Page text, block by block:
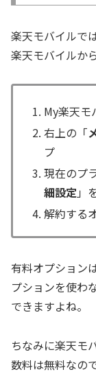
楽天モバイルで
楽天モバイルか
My楽天モ
右上の「
プ
現在のプ
細設定」
解約する
有料オプション
プションを使わ
できますよね。
ちなみに楽天モ
数料は無料なの